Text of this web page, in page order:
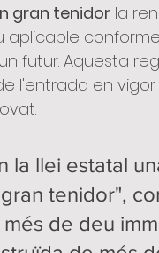
gran tenidor la
aplicable
futur. Aquesta
l'entrada en
la llei estatal
tenidor",
de deu